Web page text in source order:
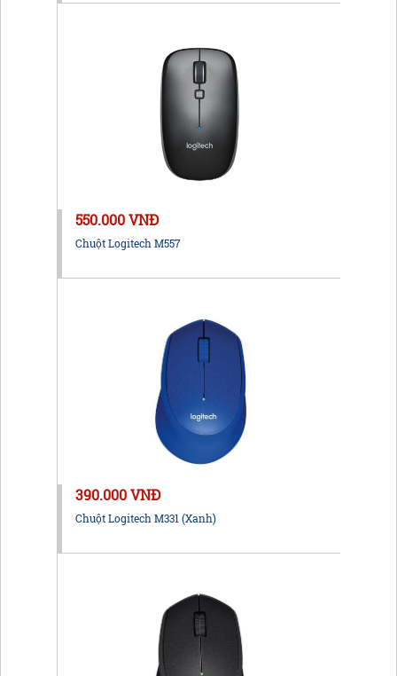
550.000 VNĐ
Chuột Logitech M557
390.000 VNĐ
Chuột Logitech M331 (Xanh)